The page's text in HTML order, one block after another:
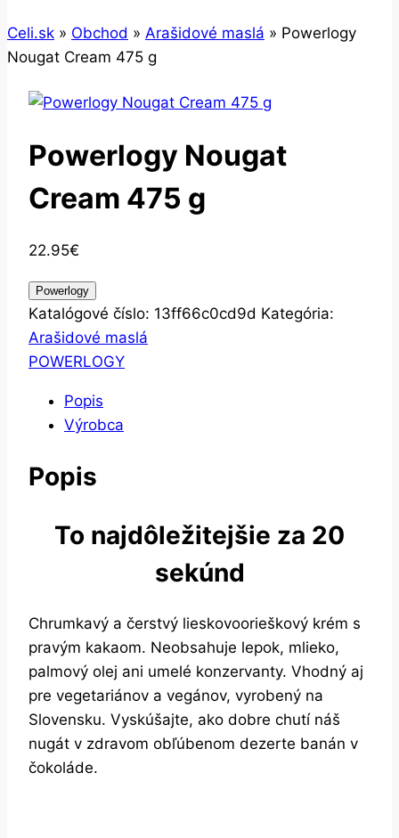
Celi.sk » Obchod » Arašidové maslá » Powerlogy
Nougat Cream 475 g
Powerlogy Nougat
Cream 475 g
22.95€
Powerlogy
Katalógové číslo: 13ff66c0cd9d Kategória:
Arašidové maslá
POWERLOGY
Popis
Výrobca
Popis
To najdôležitejšie za 20
sekúnd
Chrumkavý a čerstvý lieskovoorieškový krém s
pravým kakaom. Neobsahuje lepok, mlieko,
palmový olej ani umelé konzervanty. Vhodný aj
pre vegetariánov a vegánov, vyrobený na
Slovensku. Vyskúšajte, ako dobre chutí náš
nugát v zdravom obľúbenom dezerte banán v
čokoláde.